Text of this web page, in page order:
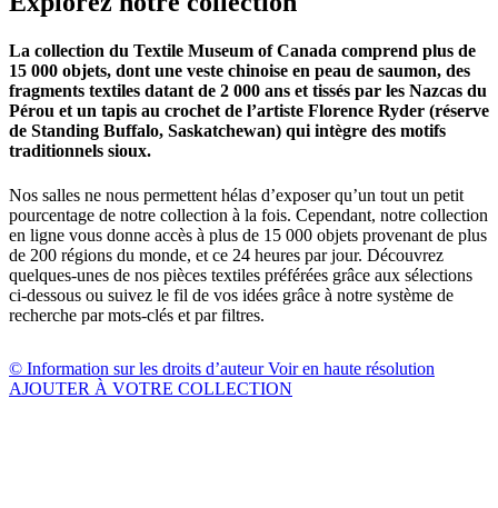
La collection du Textile Museum of Canada comprend plus de
15 000 objets, dont une veste chinoise en peau de saumon, des
fragments textiles datant de 2 000 ans et tissés par les Nazcas du
Pérou et un tapis au crochet de l’artiste Florence Ryder (réserve
de Standing Buffalo, Saskatchewan) qui intègre des motifs
traditionnels sioux.
Nos salles ne nous permettent hélas d’exposer qu’un tout un petit
pourcentage de notre collection à la fois. Cependant, notre collection
en ligne vous donne accès à plus de 15 000 objets provenant de plus
de 200 régions du monde, et ce 24 heures par jour. Découvrez
quelques-unes de nos pièces textiles préférées grâce aux sélections
ci-dessous ou suivez le fil de vos idées grâce à notre système de
recherche par mots-clés et par filtres.
© Information sur les droits d’auteurVoir en haute résolution
AJOUTER À VOTRE COLLECTION